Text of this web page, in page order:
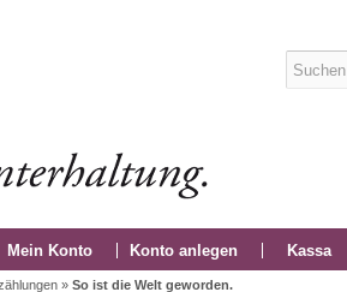
Mein Konto Konto anlegen Kassa
» So ist die Welt geworden.